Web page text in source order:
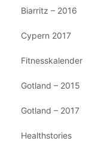
Biarritz – 2016
Cypern 2017
Fitnesskalender
Gotland – 2015
Gotland – 2017
Healthstories